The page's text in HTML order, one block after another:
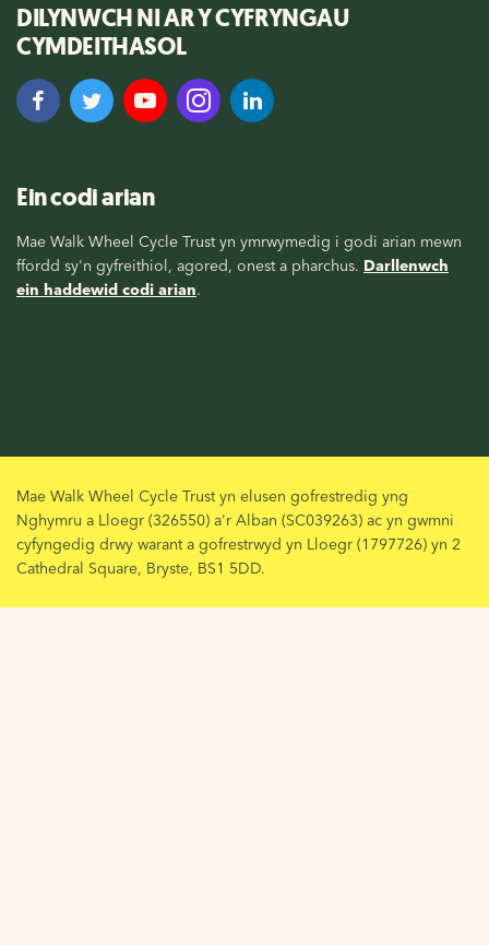
DILYNWCH NI AR Y CYFRYNGAU
CYMDEITHASOL
Ein codi arian
Mae Walk Wheel Cycle Trust yn ymrwymedig i godi arian mewn
ffordd sy'n gyfreithiol, agored, onest a pharchus. Darllenwch
ein haddewid codi arian.
Mae Walk Wheel Cycle Trust yn elusen gofrestredig yng
Nghymru a Lloegr (326550) a'r Alban (SC039263) ac yn gwmni
cyfyngedig drwy warant a gofrestrwyd yn Lloegr (1797726) yn 2
Cathedral Square, Bryste, BS1 5DD.